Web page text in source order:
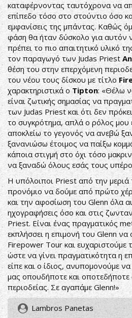
καταφέρνοντας ταυτόχρονα να
επίπεδο τόσο στο στούντιο όσο
εμφανίσεις της μπάντας. Καθώς
φάση θα ήταν δύσκολο για αυτόν
πρέπει το πιο απαιτητικό υλικό
τον παραγωγό των Judas Priest
θέση του στην επερχόμενη
του νέου τους δίσκου με τίτλο
χαρακτηριστικά οTipton: «Θέλω
είναι ζωτικής σημασίας να
των Judas Priest και ότι δεν
το συγκρότημα, απλά ο ρόλος μου
αποκλείω το γεγονός να ανεβώ
ξανανιώσω έτοιμος να παίξω
κάποια στιγμή στο όχι τόσο
να ξαναδώ όλους εσάς τους
Η υπόλοιποι Priest από την μεριά
προνόμιο να δούμε από πρώτο
και την αφοσίωση του Glenn όλα
ηχογραφήσεις όσο και στις
Priest. Είναι ένας πραγματικός
εκπλήσσει η επιμονή του Glenn
Firepower Tour και ευχαριστούμε
ώστε να γίνει πραγματικότητα η
είπε και ο ίδιος, ανυπομονούμε
μας οπουδήποτε και οποτεδήποτε
περιοδείας. Σε αγαπάμε Glenn!»
Lambros Panetas